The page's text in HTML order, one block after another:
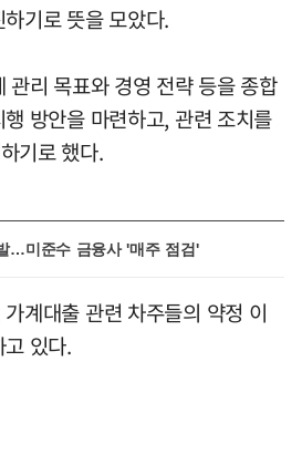
기로 뜻을 모았다.
관리 목표와 경영 전략 등을 종합
방안을 마련하고, 관련 조치를
기로 했다.
…미준수 금융사 '매주 점검'
계대출 관련 차주들의 약정 이
있다.